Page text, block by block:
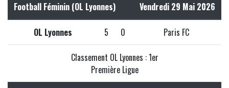
Football Féminin (OL Lyonnes) Vendredi 29 Mai 2026
OL Lyonnes 5 0 Paris FC
Classement OL Lyonnes : 1er
Première Ligue